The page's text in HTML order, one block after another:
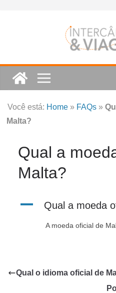
Você está: Home » FAQs »
Malta?
Qual a
Malta?
A Qual a moeda
A moeda oficial de
Qual o idioma oficial de